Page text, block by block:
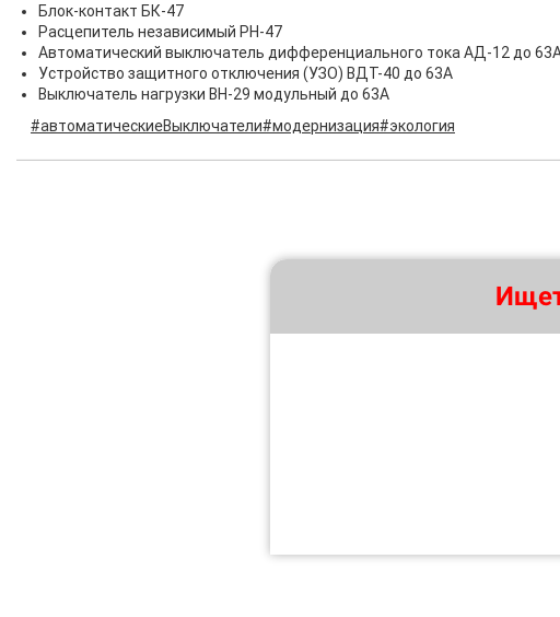
Блок-контакт БК-47
Расцепитель независимый РН-47
Автоматический выключатель дифференциального тока АД-12 до
Устройство защитного отключения (УЗО) ВДТ-40 до 63А
Выключатель нагрузки ВН-29 модульный до 63А
#автоматическиеВыключатели#модернизация#экология